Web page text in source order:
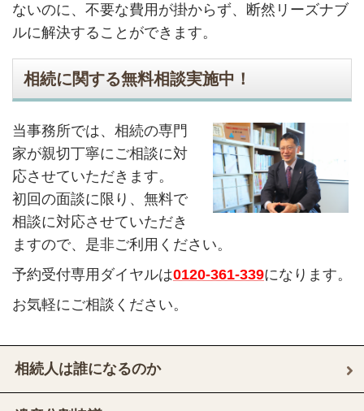
ないのに、不要な費用が掛からず、断然リーズナブ
ルに解決することができます。
相続に関する無料相談実施中！
当事務所では、相続の専門
家が親切丁寧にご相談に対
応させていただきます。
初回の面談に限り、無料で
相談に対応させていただき
ますので、是非ご利用ください。
予約受付専用ダイヤルは0120-361-339になります。
お気軽にご相談ください。
相続人は誰になるのか